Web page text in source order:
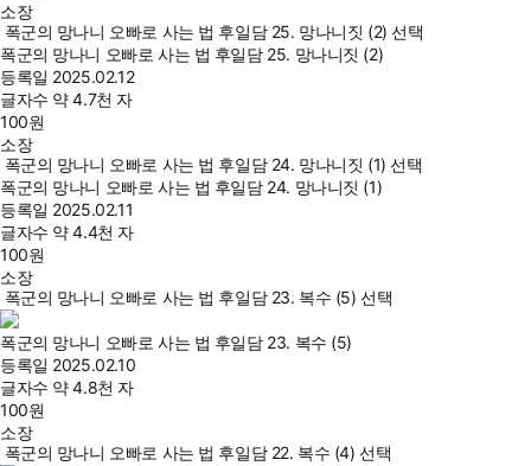
소장
폭군의 망나니 오빠로 사는 법 후일담 25. 망나니짓 (2) 선택
폭군의 망나니 오빠로 사는 법 후일담 25. 망나니짓 (2)
등록일 2025.02.12
글자수 약 4.7천 자
100원
소장
폭군의 망나니 오빠로 사는 법 후일담 24. 망나니짓 (1) 선택
폭군의 망나니 오빠로 사는 법 후일담 24. 망나니짓 (1)
등록일 2025.02.11
글자수 약 4.4천 자
100원
소장
폭군의 망나니 오빠로 사는 법 후일담 23. 복수 (5) 선택
폭군의 망나니 오빠로 사는 법 후일담 23. 복수 (5)
등록일 2025.02.10
글자수 약 4.8천 자
100원
소장
폭군의 망나니 오빠로 사는 법 후일담 22. 복수 (4) 선택